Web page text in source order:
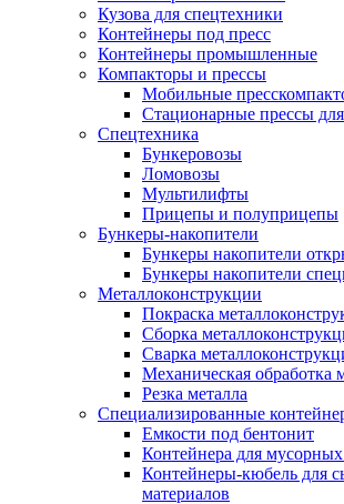
Кузова для спецтехники
Контейнеры под пресс
Контейнеры промышленные
Компакторы и прессы
Мобильные
Стационарные прессы
Спецтехника
Бункеровозы
Ломовозы
Мультилифты
Прицепы и полуприцепы
Бункеры-накопители
Бункеры накопители
Бункеры накопители
Металлоконструкции
Покраска
Сборка
Сварка
Механическая обработка
Резка металла
Специализированные
Емкости под бентонит
Контейнера для мусорных
Контейнеры-кюбель для
материалов